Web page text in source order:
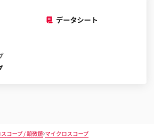
データシート
コープ / 顕微鏡 マイクロスコープ